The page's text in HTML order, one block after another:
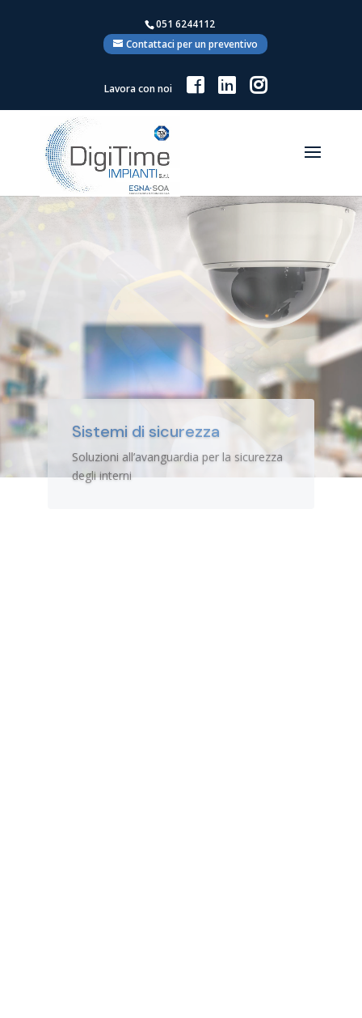
051 6244112
Contattaci per un preventivo
Lavora con noi
Reti cablate
Realizzazione impianti di trasmissione